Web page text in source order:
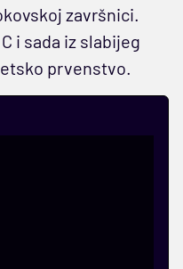
završnici.
i sada iz slabijeg
prvenstvo.